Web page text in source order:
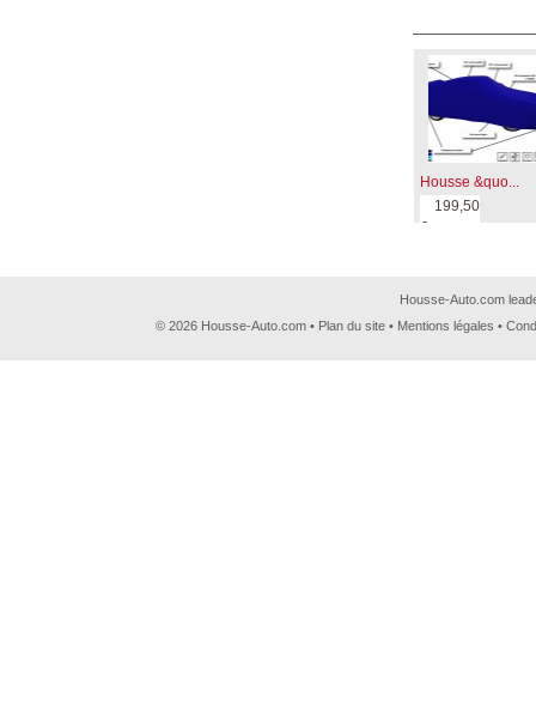
Housse &quo...
199,50
€
Housse-Auto.com
© 2026 Housse-Auto.com • Plan du site • Mentions légales •